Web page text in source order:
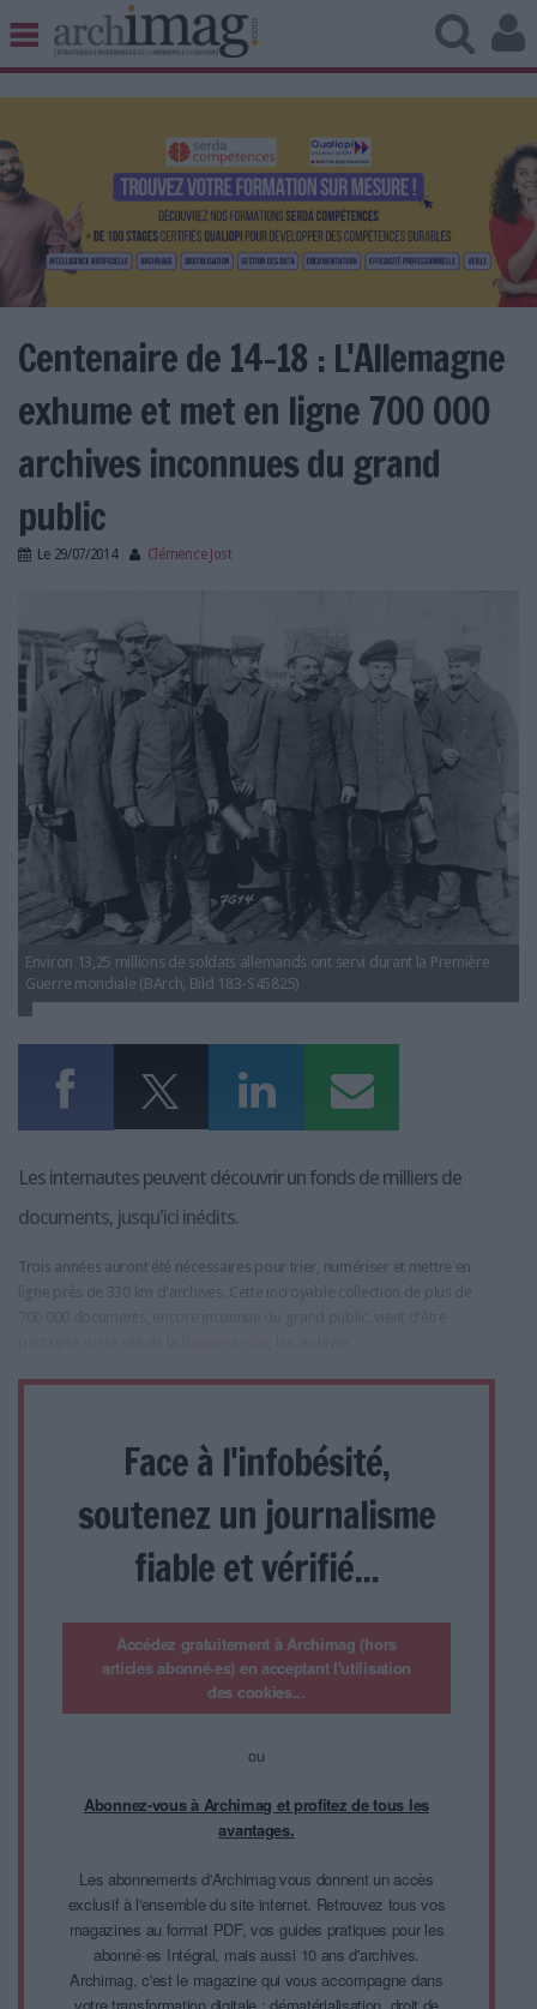
BIBLIOTHÈQUE ÉDITION
UNIVERS DATA
TRAVAIL COLLABORATIF
VIE NUMÉRIQUE
NUMÉRIQUE RESPONSABLE
LES DOSSIERS
LES NEWSLETTERS
LE MAGAZINE
LES GUIDES PRATIQUES
L'AGENDA
L'ANNUAIRE DES ACTEURS
LES LIVRES BLANCS
LES SUPPLÉMENTS
NOS OFFRES D'ABONNEMENTS
Centenaire de 14-18 : L'Allemagne
exhume et met en ligne 700 000
archives inconnues du grand
public
Le 29/07/2014 Clémence Jost
Allemandes CJO.jpg
Environ 13,25 millions de soldats allemands ont servi durant la Première
Guerre mondiale (BArch, Bild 183-S45825)
Les internautes peuvent découvrir un fonds de milliers de
documents, jusqu'ici inédits.
Trois années auront été nécessaires pour trier, numériser et mettre en
ligne près de 330 km d'archives. Cette incroyable collection de plus de
Face à l'infobésité,
soutenez un journalisme
fiable et vérifié...
Accédez gratuitement à Archimag (hors
articles abonné·es) en acceptant l'utilisation
des cookies...
ou
Abonnez-vous à Archimag et profitez de tous les
avantages.
Les abonnements d'Archimag vous donnent un accès
exclusif à l'ensemble du site internet. Retrouvez tous vos
magazines au format PDF, vos guides pratiques pour les
abonné·es Intégral, mais aussi 10 ans d'archives.
Archimag, c'est le magazine qui vous accompagne dans